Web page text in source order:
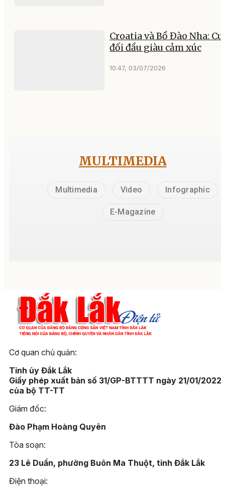
Croatia và Bồ Đào Nha:
đối đầu giàu cảm xúc
10:47, 03/07/2026
MULTIMEDIA
Multimedia Video Infographic
E-Magazine
Cơ quan chủ quản:
Tỉnh ủy Đắk Lắk
Giấy phép xuất bản số 31/GP-BTTTT ngày 21/01/2022
của bộ TT-TT
Giám đốc:
Đào Phạm Hoàng Quyên
Tòa soạn:
23 Lê Duẩn, phường Buôn Ma Thuột, tỉnh Đắk Lắk
Điện thoại: